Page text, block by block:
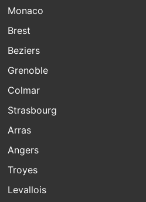
Monaco
Brest
Beziers
Grenoble
Colmar
Strasbourg
Arras
Angers
Troyes
Levallois